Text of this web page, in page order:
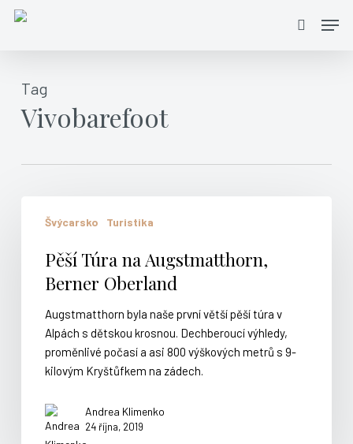
Skip
search
Menu
Tag
Vivobarefoot
Augstmatthorn,
Berner
Švýcarsko Turistika
Pěší Túra na Augstmatthorn,
Berner Oberland
Augstmatthorn byla naše první větší pěší túra v
Alpách s dětskou krosnou. Dechberoucí výhledy,
proměnlivé počasí a asi 800 výškových metrů s 9-
kilovým Kryštůfkem na zádech.
Andrea Klimenko
24 října, 2019